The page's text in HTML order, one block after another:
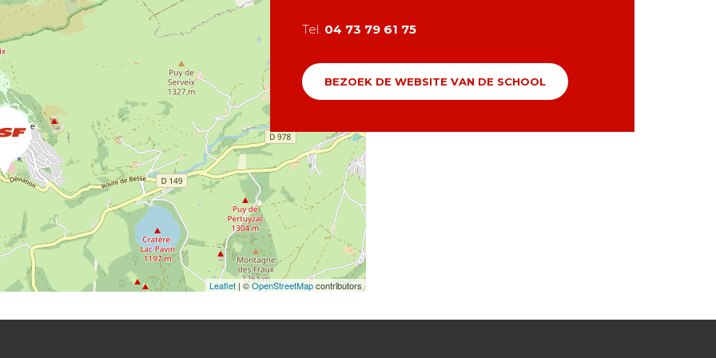
Leaflet | ©OpenStreetMapcontributors
Tel. 04 73 79 61 75
BEZOEK DE WEBSITE VAN DE SCHOOL